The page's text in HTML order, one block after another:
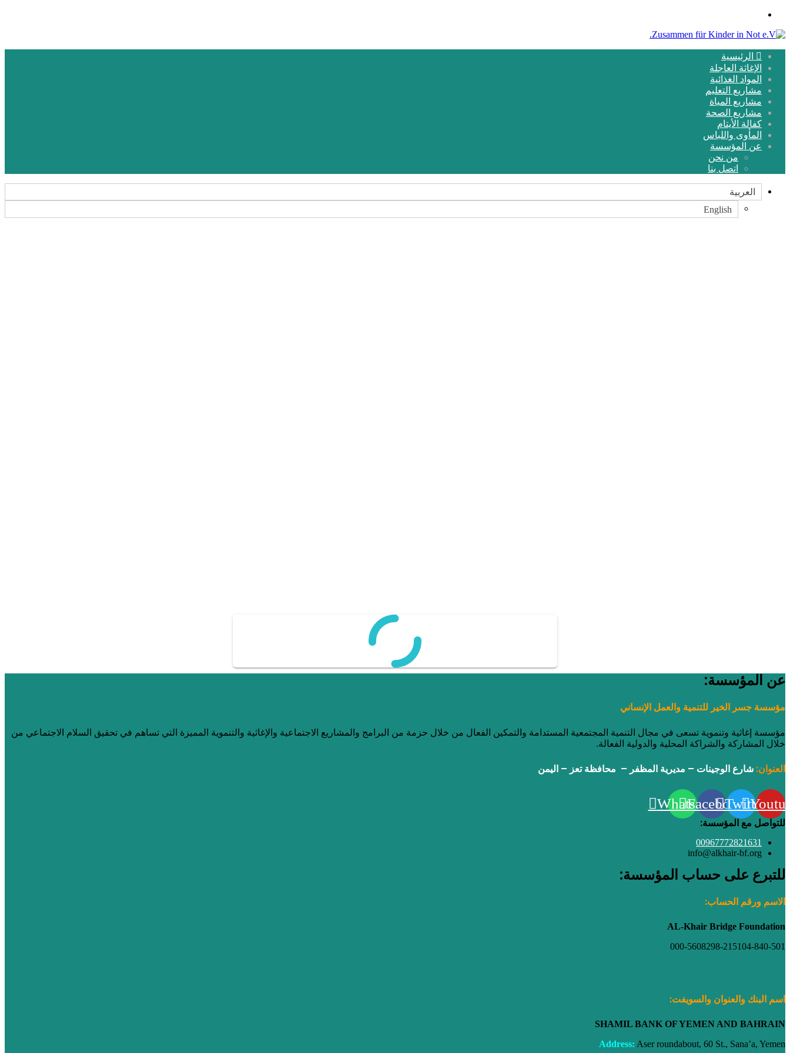
الرئيسية
الإغاثة العاجلة
المواد الغذائية
مشاريع التعليم
مشاريع المياة
مشاريع الصحة
كفالة الأيتام
المأوى واللباس
عن المؤسسة
من نحن
اتصل بنا
العربية
English
عن المؤسسة:
مؤسسة جسر الخير للتنمية والعمل الإنساني
مؤسسة إغاثية وتنموية تسعى في مجال التنمية المجتمعية المستدامة والتمكين الفعال من خلال حزمة من البرامج والمشاريع الاجتماعية والإغاثية والتنموية المميزة التي تساهم في تحقيق السلام الاجتماعي من
خلال المشاركة والشراكة المحلية والدولية الفعالة.
العنوان: شارع الوجينات – مديرية المظفر – محافظة تعز – اليمن
Twitter
Facebook
Whatsapp
للتواصل مع المؤسسة:
00967772821631
info@alkhair-bf.org
للتبرع على حساب المؤسسة:
الاسم ورقم الحساب:
AL-Khair Bridge Foundation
000-5608298-215104-840-501
اسم البنك والعنوان والسويفت:
SHAMIL BANK OF YEMEN AND BAHRAIN
Address: Aser roundabout, 60 St., Sana’a, Yemen